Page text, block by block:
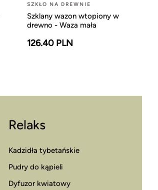
SZKŁO NA DREWNIE
Szklany wazon wtopiony w
drewno - Waza mała
126.40 PLN
Relaks
Kadzidła tybetańskie
Pudry do kąpieli
Dyfuzor kwiatowy